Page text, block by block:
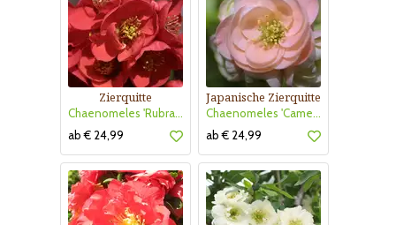
Zierquitte
Chaenomeles 'Rubra Grandiflora'
ab € 24,99
Japanische Zierquitte
Chaenomeles 'Cameo'
ab € 24,99